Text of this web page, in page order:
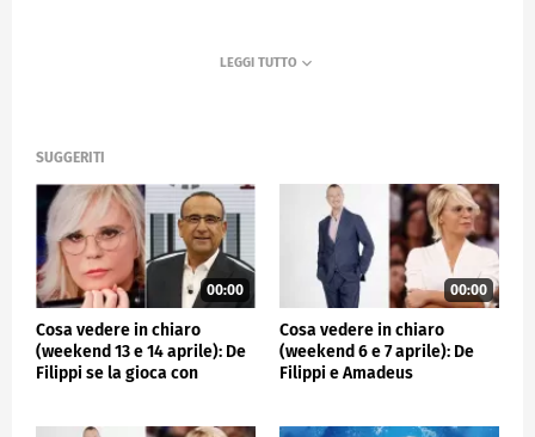
SUGGERITI
00:00
Cosa vedere in chiaro
(weekend 13 e 14 aprile): De
Filippi se la gioca con
00:00
Cosa vedere in chiaro
(weekend 6 e 7 aprile): De
Filippi e Amadeus